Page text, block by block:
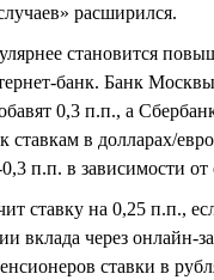
расширился.
становится
банк. Банк
0,3 п.п., а
ставкам в долларах/
п.п. в зависимости
ставку на 0,25 п.п.,
вклада через онлайн-
ставки в